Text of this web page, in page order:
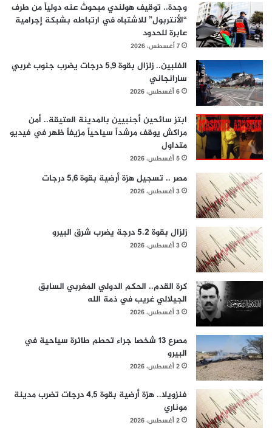
وجدة.. توقيف هولندي مبحوث عنه دولياً من طرف
“الأنتربول” للاشتباه في ارتباطه بشبكة إجرامية
عابرة للحدود
7 أغسطس، 2026
الفلبين.. زلزال بقوة 5,9 درجات يضرب جنوب غربي
سارانجاني
6 أغسطس، 2026
ابتز سائحين أجنبيين بالمدينة العتيقة.. أمن
مراكش يوقف مرشداً سياحياً مزيفاً ظهر في فيديو
متداول
5 أغسطس، 2026
مصر .. تسجيل هزة أرضية بقوة 5,6 درجات
3 أغسطس، 2026
زلزال بقوة 5.2 درجة يضرب شرق البيرو
3 أغسطس، 2026
كرة القدم.. الحكم الدولي المغربي السابق
الجيلالي غريب في ذمة الله
3 أغسطس، 2026
مصرع 13 شخصا جراء تحطم طائرة سياحية في
البيرو
2 أغسطس، 2026
فنزويلا.. هزة أرضية بقوة 4,5 درجات تضرب مدينة
موناري
2 أغسطس، 2026